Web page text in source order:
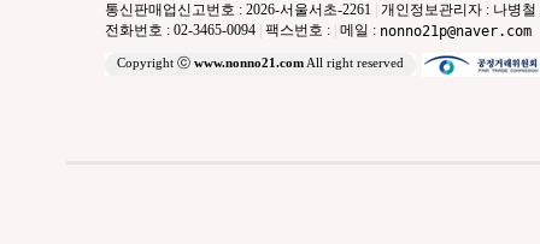
통신판매업신고번호 : 2026-서울서초-2261 개인정보관리자 : 나병철
전화번호 : 02-3465-0094 팩스번호 : 메일 : nonno21p@naver.com
Copyright ⓒ www.nonno21.comAll right reserved